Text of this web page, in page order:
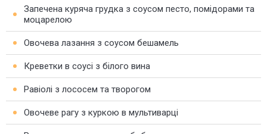
Запечена куряча грудка з соусом песто, помідорами та
моцарелою
Овочева лазання з соусом бешамель
Креветки в соусі з білого вина
Равіолі з лососем та творогом
Овочеве рагу з куркою в мультиварці